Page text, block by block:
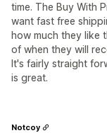
time. The Buy With
want fast free
how much they like
of when they will
It's fairly straight
is great.
Notcoy